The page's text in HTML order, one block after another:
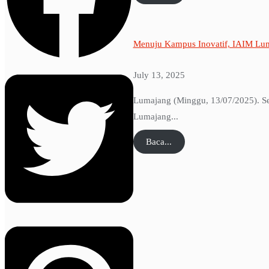
Menuju Kampus Inovatif, IAIM
July 13, 2025
Lumajang (Minggu, 13/07/2025).
Lumajang...
Baca...